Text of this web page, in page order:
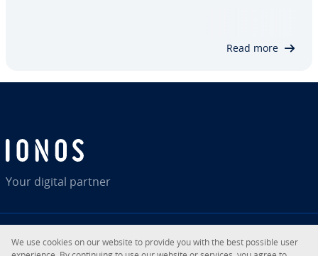
Read more
Your digital partner
RSS LinkedIntiktok Instagram
We use cookies on our website to provide you with the best possible user